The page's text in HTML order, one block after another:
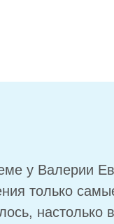
у Валерии
только
настолько